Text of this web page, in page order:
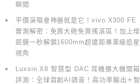
瞬間
平價演唱會神器就是它！vivo X300 FE
實測解密：免買大砲免買搖滾區！加上增
距鏡一秒解鎖1600mm超遠距專業級追星
視角
Luxsin X8 智慧型 DAC 耳機擴大機開箱
評測：全球首創AI調音！高功率輸出＋智